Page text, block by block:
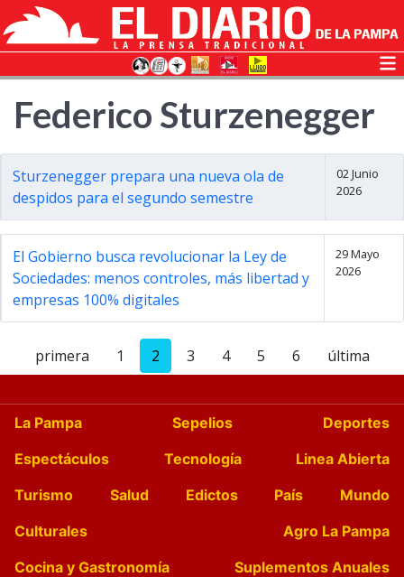
Federico Sturzenegger
Sturzenegger prepara una nueva ola de
despidos para el segundo semestre
02 Junio
2026
El Gobierno busca revolucionar la Ley de
Sociedades: menos controles, más libertad y
empresas 100% digitales
29 Mayo
2026
primera 1 2 3 4 5 6 última
La Pampa Sepelios
Deportes
Espectáculos
Tecnología
Linea Abierta
Turismo
Salud Edictos País
Mundo
Culturales
Agro La Pampa
Cocina y Gastronomía
Suplementos Anuales